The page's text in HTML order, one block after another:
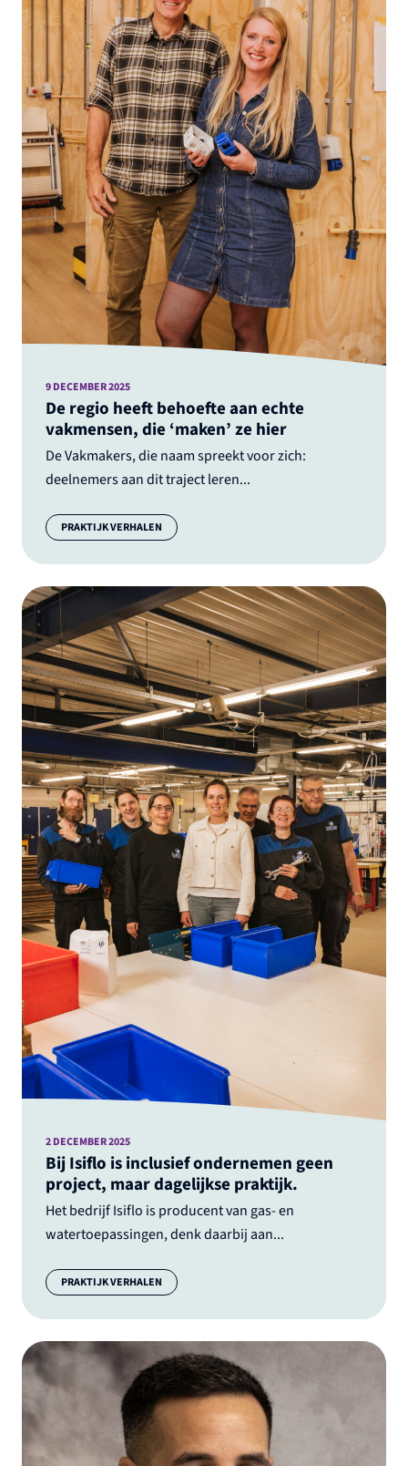
De regio heeft behoefte aan echte
vakmensen, die ‘maken’ ze hier
De Vakmakers, die naam spreekt voor zich:
deelnemers aan dit traject leren...
9 DECEMBER 2025
Categorie:
PRAKTIJK VERHALEN
Bij Isiflo is inclusief ondernemen geen
project, maar dagelijkse praktijk.
Het bedrijf Isiflo is producent van gas- en
watertoepassingen, denk daarbij aan...
2 DECEMBER 2025
Categorie:
PRAKTIJK VERHALEN